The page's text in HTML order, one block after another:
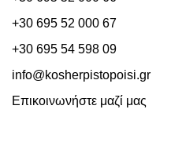
+30 695 52 000 67
+30 695 54 598 09
info@kosherpistopoisi.gr
Επικοινωνήστε μαζί μας